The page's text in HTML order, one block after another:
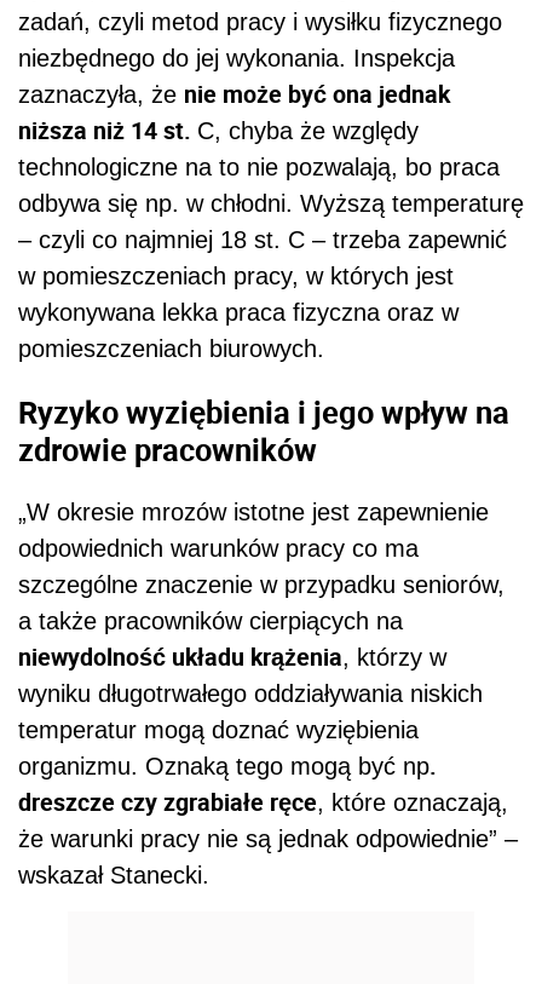
zadań, czyli metod pracy i wysiłku fizycznego
niezbędnego do jej wykonania. Inspekcja
zaznaczyła, że nie może być ona jednak
niższa niż 14 st. C, chyba że względy
technologiczne na to nie pozwalają, bo praca
odbywa się np. w chłodni. Wyższą temperaturę
– czyli co najmniej 18 st. C – trzeba zapewnić
w pomieszczeniach pracy, w których jest
wykonywana lekka praca fizyczna oraz w
pomieszczeniach biurowych.
Ryzyko wyziębienia i jego wpływ na
zdrowie pracowników
„W okresie mrozów istotne jest zapewnienie
odpowiednich warunków pracy co ma
szczególne znaczenie w przypadku seniorów,
a także pracowników cierpiących na
niewydolność układu krążenia, którzy w
wyniku długotrwałego oddziaływania niskich
temperatur mogą doznać wyziębienia
organizmu. Oznaką tego mogą być np.
dreszcze czy zgrabiałe ręce, które oznaczają,
że warunki pracy nie są jednak odpowiednie” –
wskazał Stanecki.